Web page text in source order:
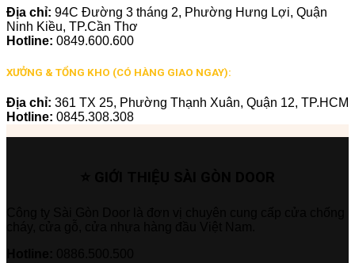
Địa chỉ: 94C Đường 3 tháng 2, Phường Hưng Lợi, Quận
Ninh Kiều, TP.Cần Thơ
Hotline: 0849.600.600
XƯỞNG & TỔNG KHO (CÓ HÀNG GIAO NGAY):
Địa chỉ: 361 TX 25, Phường Thạnh Xuân, Quận 12, TP.HCM
Hotline: 0845.308.308